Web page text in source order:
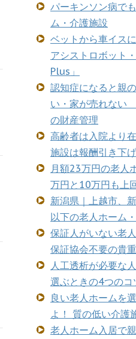
パーキンソン病で
ム・介護施設
ベットから車イス
アシストロボット
Plus」
認知症になると親
い・家が売れない
の財産管理
高齢者は入院より
施設は報酬引き下
月額23万円の老人
万円と10万円も上
新潟県｜上越市、
以下の老人ホーム
保証人がいない老
保証協会不要の貴
人工透析が必要な
選ぶときの4つのコ
良い老人ホームを
よ！ 質の低い介護
老人ホーム入居で